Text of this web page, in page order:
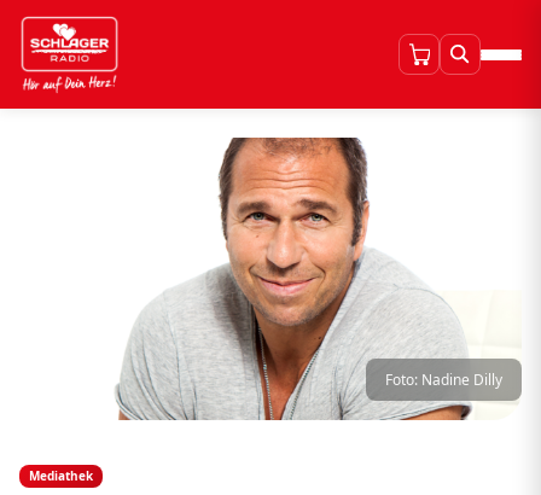
Foto: Nadine Dilly
Mediathek